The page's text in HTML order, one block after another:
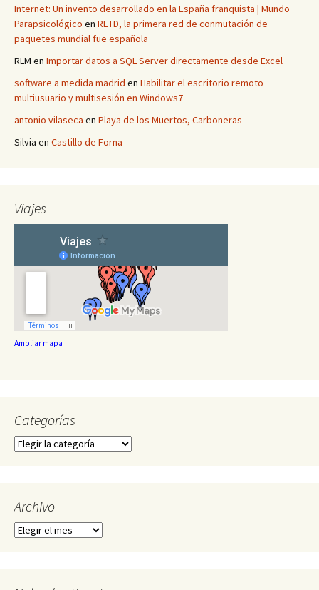
Internet: Un invento desarrollado en la España franquista | Mundo
Parapsicológico en RETD, la primera red de conmutación de
paquetes mundial fue española
RLM en Importar datos a SQL Server directamente desde Excel
software a medida madrid en Habilitar el escritorio remoto
multiusuario y multisesión en Windows7
antonio vilaseca en Playa de los Muertos, Carboneras
Silvia en Castillo de Forna
Viajes
Ampliar mapa
Categorías
Categorías
Archivo
Archivo